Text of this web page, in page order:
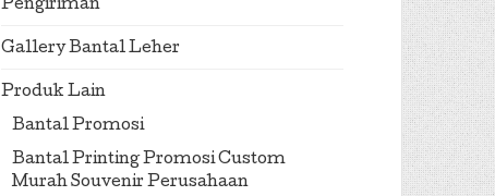
Pengiriman
Gallery Bantal Leher
Produk Lain
Bantal Promosi
Bantal Printing Promosi Custom
Murah Souvenir Perusahaan